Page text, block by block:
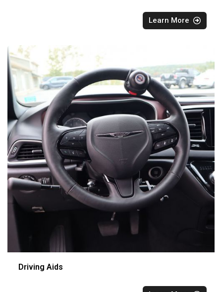
Learn More
Driving Aids